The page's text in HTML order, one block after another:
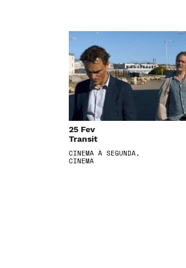
25 Fev
Transit
CINEMA À SEGUNDA,
CINEMA